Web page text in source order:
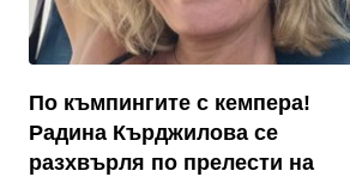
По къмпингите с кемпера!
Радина Кърджилова се
разхвърля по прелести на